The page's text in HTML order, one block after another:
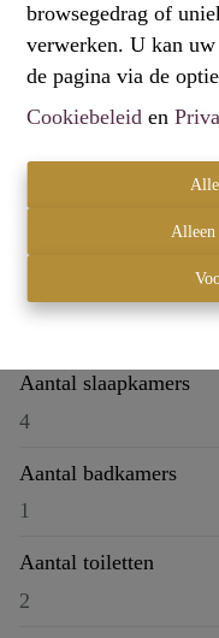
browsegedrag of
verwerken. U kan
de pagina via de
Cookiebeleid en
Alle
Alleen
eens twee grote
verdieping (onder
Delen
Aantal slaapkamers
4
Aantal badkamers
1
Aantal toiletten
2